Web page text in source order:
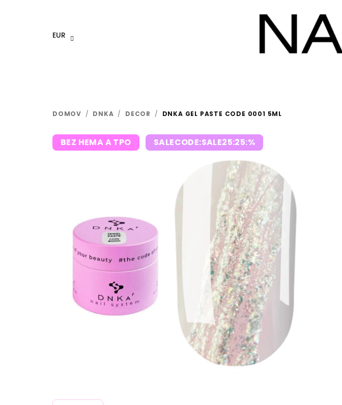
EUR
DOMOV / DNKA / DECOR / DNKA GEL PASTE CODE 0001 5ML
BEZ HEMA A TPO SALECODE:SALE25:25:%